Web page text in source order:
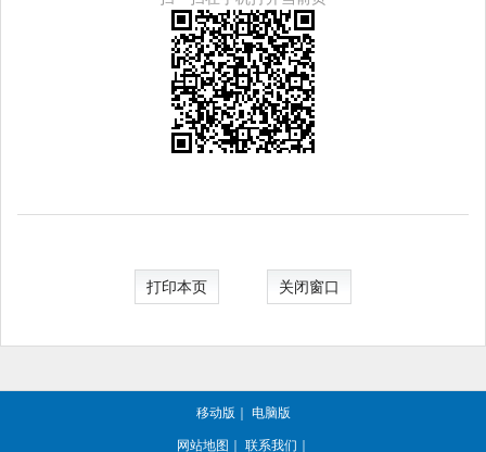
打印本页 关闭窗口
移动版 ｜ 电脑版
网站地图 ｜ 联系我们 ｜